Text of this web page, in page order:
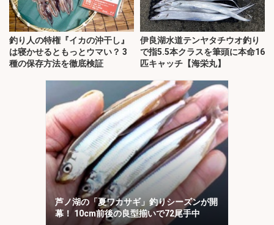
釣り人の特権『イカの沖干し』
は寝かせるともっとウマい？ 3
種の保存方法を徹底検証
伊良湖水道テンヤタチウオ釣り
で指5.5本クラスを筆頭に本命16
匹キャッチ【海栄丸】
芦ノ湖の「夏ワカサギ」釣りシーズンが開
幕！ 10cm前後の良型揃いで72尾手中